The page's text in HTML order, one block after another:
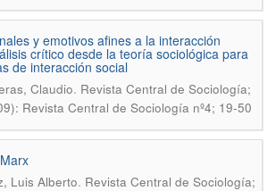
y emotivos afines a la interacción
crítico desde la teoría sociológica para
de interacción social
Claudio. Revista Central de Sociología;
Revista Central de Sociología nº4; 19-50
Luis Alberto. Revista Central de Sociología;